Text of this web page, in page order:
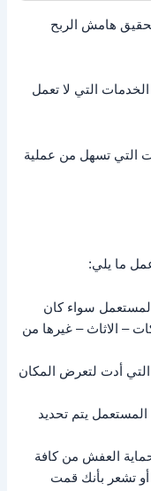
هامش الربح
التي لا تعمل
التي تسهل من عملية
ما يلي:
سواء كان
– الاثاث – غيرها من
أدت لتعرض المكان
المستعمل يتم تحديد
العفش من كافة
أو تشعر بأنك قمت